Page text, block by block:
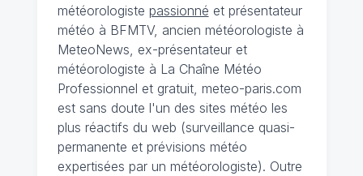
météorologiste passionné et présentateur
météo à BFMTV, ancien météorologiste à
MeteoNews, ex-présentateur et
météorologiste à La Chaîne Météo
Professionnel et gratuit, meteo-paris.com
est sans doute l'un des sites météo les
plus réactifs du web (surveillance quasi-
permanente et prévisions météo
expertisées par un météorologiste). Outre